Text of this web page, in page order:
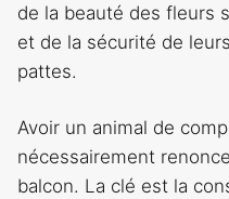
de la beauté des fleurs
et de la sécurité de
pattes.
Avoir un animal de
nécessairement
balcon. La clé est la